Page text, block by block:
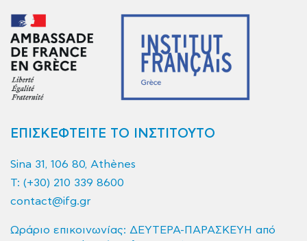
ΕΠΙΣΚΕΦΤΕΙΤΕ ΤΟ ΙΝΣΤΙΤΟΥΤΟ
Sina 31, 106 80, Athènes
T: (+30) 210 339 8600
contact@ifg.gr
Ωράριο επικοινωνίας: ΔΕΥΤΕΡΑ-ΠΑΡΑΣΚΕΥΗ από